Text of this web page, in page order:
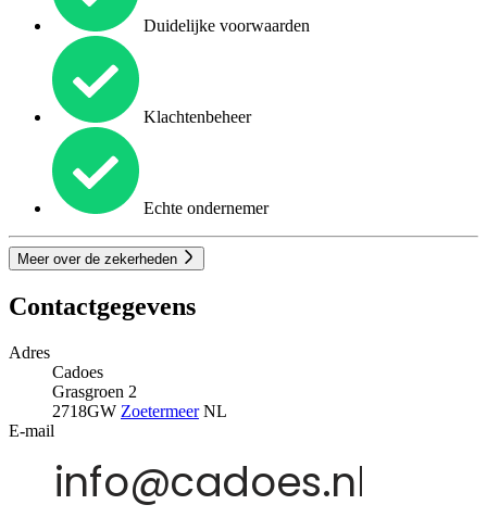
Duidelijke voorwaarden
Klachtenbeheer
Echte ondernemer
Meer over de zekerheden
Contactgegevens
Adres
Cadoes
Grasgroen 2
2718GW ZoetermeerNL
E-mail